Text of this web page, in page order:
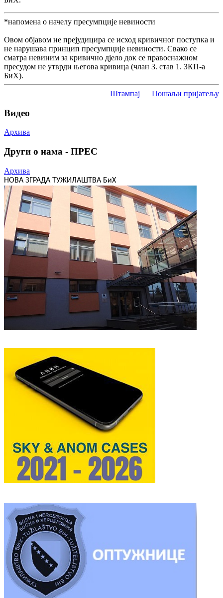
*напомена о начелу пресумпције невиности
Овом објавом не прејудицира се исход кривичног поступка и
не нарушава принцип пресумпције невиности. Свако се
сматра невиним за кривично дјело док се правоснажном
пресудом не утврди његова кривица (члан 3. став 1. ЗКП-а
БиХ).
Штампај Пошаљи пријатељу
Видео
Архива
Други о нама - ПРЕС
Архива
НОВА ЗГРАДА ТУЖИЛАШТВА БиХ